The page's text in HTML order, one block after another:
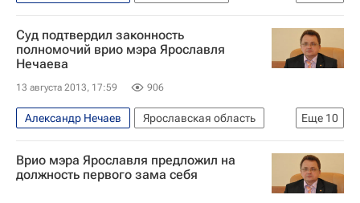
Ярославская область
Ярославль
Центральный ФО
Весь мир
Евгений Урлашов
Ярославский областной суд
Суд подтвердил законность
полномочий врио мэра Ярославля
Нечаева
13 августа 2013, 17:59 906
Еще 10
Александр Нечаев
Ярославская область
Происшествия
Политика
Ярославль
Европа
Центральный ФО
Весь мир
Врио мэра Ярославля предложил на
должность первого зама себя